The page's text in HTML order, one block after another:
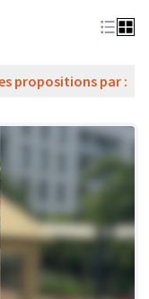
propositions par :